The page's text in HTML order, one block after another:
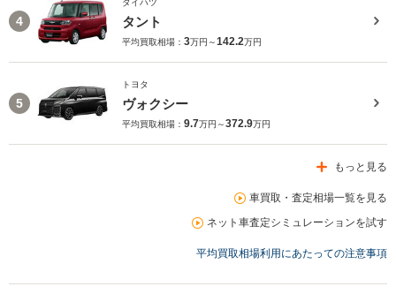
4 タント
平均買取相場： 3万円～142.2万円
5
トヨタ
ヴォクシー
平均買取相場： 9.7万円～372.9万円
もっと見る
車買取・査定相場一覧を見る
ネット車査定シミュレーションを試す
平均買取相場利用にあたっての注意事項